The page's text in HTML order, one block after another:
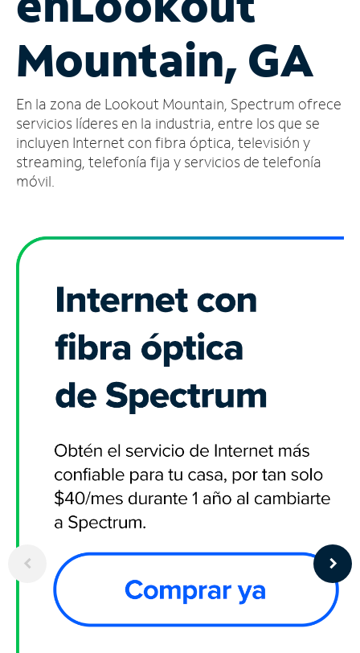
cuenta
Encuentra
tienda
Mountain, GA
En la zona de Lookout Mountain, Spectrum ofrece
servicios líderes en la industria, entre los que se
incluyen Internet con fibra óptica, televisión y
streaming, telefonía fija y servicios de telefonía
móvil.